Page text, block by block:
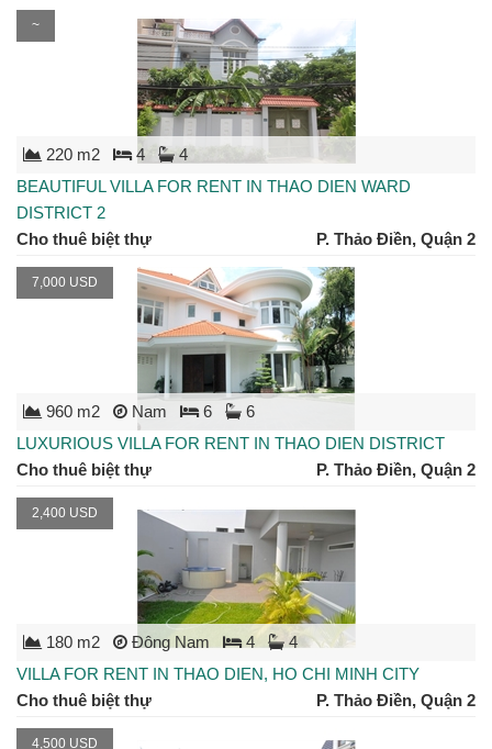
220 m2 4 4
~
BEAUTIFUL VILLA FOR RENT IN THAO DIEN WARD
DISTRICT 2
Cho thuê biệt thự
P. Thảo Điền, Quận 2
960 m2 Nam 6 6
7,000 USD
LUXURIOUS VILLA FOR RENT IN THAO DIEN DISTRICT
Cho thuê biệt thự
P. Thảo Điền, Quận 2
180 m2 Đông Nam 4 4
2,400 USD
VILLA FOR RENT IN THAO DIEN, HO CHI MINH CITY
Cho thuê biệt thự
P. Thảo Điền, Quận 2
4,500 USD